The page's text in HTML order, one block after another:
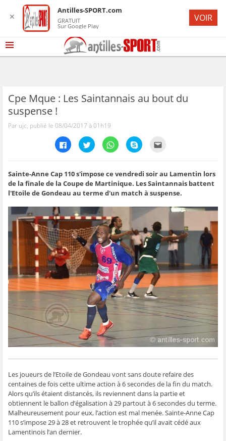
Cpe Mque : Les Saintannais au bout du
suspense !
Par ujc, publié le 08/04/2017 à 01h19
C
l
e
z
p
o
u
p
a
r
a
g
e
r
s
u
r
F
a
c
e
b
o
k
o
u
v
r
d
n
s
u
n
e
n
u
v
e
l
C
l
e
z
p
o
u
p
a
r
t
a
g
e
r
u
T
w
i
t
t
e
(
o
u
v
r
e
a
s
u
n
e
n
o
v
e
l
C
l
e
z
p
o
u
p
a
r
t
a
g
e
r
s
u
r
W
h
a
t
s
A
p
o
u
r
d
n
s
u
n
e
n
u
v
e
C
l
e
z
p
o
u
p
a
a
g
e
r
s
u
r
S
k
y
p
e
(
o
r
e
a
s
n
e
n
o
u
v
e
l
l
e
e
z
p
o
u
e
y
e
r
r
e
-
a
l
à
u
n
m
i
(
o
v
e
d
a
n
s
u
n
e
n
o
Sainte-Anne Cap 110 s'impose ce vendredi soir au Lamentin lors
de la finale de la Coupe de Martinique. Les Saintannais battent
l'Etoile de Gondeau au terme d'un match à suspense.
Les joueurs de l’Etoile de Gondeau vont sans doute refaire des
centaines de fois cette ultime action à 6 secondes de la fin du match.
Alors qu’ils étaient distancés, ils reviennent dans la partie et
obtiennent le ballon d’égalisation à 29 partout à 6 secondes du terme.
Malheureusement pour eux, l’action est mal menée. Sainte-Anne Cap
110 s’impose 29 à 28 et retrouvent le trophée qu’il avait cédé aux
Lamentinois l’an dernier.
✕
Antilles-SPORT.com
GRATUIT
Sur Google Play
VOIR